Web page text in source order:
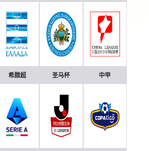
希腊超 圣马杯 中甲